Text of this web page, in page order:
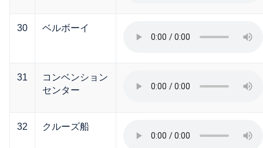
30 ベルボーイ
31
コンベンション
センター
32 クルーズ船